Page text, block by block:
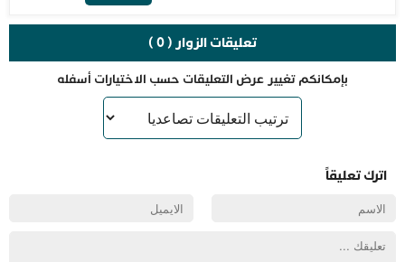
تعليقات الزوار ( 0 )
بإمكانكم تغيير عرض التعليقات حسب الاختيارات أسفله
اترك تعليقاً